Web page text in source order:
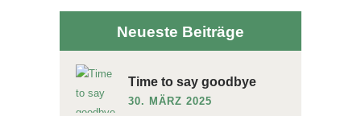
Neueste Beiträge
Time to say goodbye
30. MÄRZ 2025